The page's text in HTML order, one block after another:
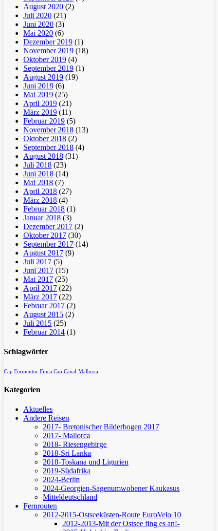
August 2020 (2)
Juli 2020 (21)
Juni 2020 (3)
Mai 2020 (6)
Dezember 2019 (1)
November 2019 (18)
Oktober 2019 (4)
September 2019 (1)
August 2019 (19)
Juni 2019 (6)
Mai 2019 (25)
April 2019 (21)
März 2019 (11)
Februar 2019 (5)
November 2018 (13)
Oktober 2018 (2)
September 2018 (4)
August 2018 (31)
Juli 2018 (23)
Juni 2018 (14)
Mai 2018 (7)
April 2018 (27)
März 2018 (4)
Februar 2018 (1)
Januar 2018 (3)
Dezember 2017 (2)
Oktober 2017 (30)
September 2017 (14)
August 2017 (9)
Juli 2017 (5)
Juni 2017 (15)
Mai 2017 (25)
April 2017 (22)
März 2017 (22)
Februar 2017 (2)
August 2015 (2)
Juli 2015 (25)
Februar 2014 (1)
Schlagwörter
Cap Formentor Finca Cap Canal Mallorca
Kategorien
Aktuelles
Andere Reisen
2017- Bretonischer Bilderbogen 2017
2017- Mallorca
2018- Riesengebirge
2018-Sri Lanka
2018-Toskana und Ligurien
2019-Südafrika
2024-Berlin
2024-Georgien-Sagenumwobener Kaukasus
Mitteldeutschland
Fernrouten
2012-2015-Ostseeküsten-Route EuroVelo 10
2012-2013-Mit der Ostsee fing es an!-